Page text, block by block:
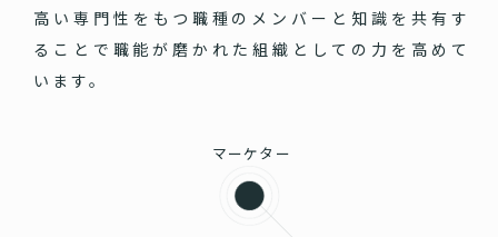
マーケター
高い専門性をもつ職種のメンバーと知識を共有す
ることで職能が磨かれた組織としての力を高めて
います。